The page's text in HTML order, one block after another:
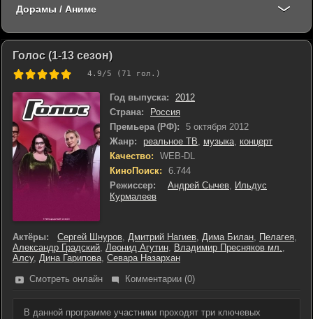
Голос (1-13 сезон)
4.9/5 (71 гол.)
Год выпуска:
2012
Страна:
Россия
Премьера (РФ):
5 октября 2012
Жанр:
реальное ТВ, музыка, концерт
Качество:
WEB-DL
КиноПоиск:
6.744
Режиссер:
Андрей Сычев, Ильдус
Курмалеев
Актёры: Сергей Шнуров, Дмитрий Нагиев, Дима Билан, Пелагея,
Александр Градский, Леонид Агутин, Владимир Пресняков мл.,
Алсу, Дина Гарипова, Севара Назархан
Смотреть онлайн
Комментарии (0)
В данной программе участники проходят три ключевых
Дорамы / Аниме